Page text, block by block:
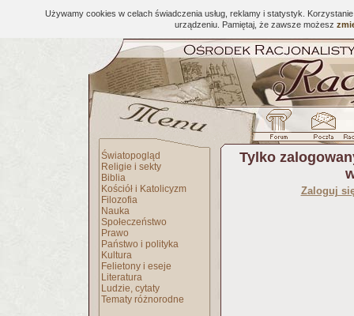
Używamy cookies w celach świadczenia usług, reklamy i statystyk.
urządzeniu. Pamiętaj, że zawsze możesz
Światopogląd
Religie i sekty
Biblia
Kościół i Katolicyzm
Filozofia
Nauka
Społeczeństwo
Prawo
Państwo i polityka
Kultura
Felietony i eseje
Literatura
Ludzie, cytaty
Tematy różnorodne
Tylko
Zaloguj